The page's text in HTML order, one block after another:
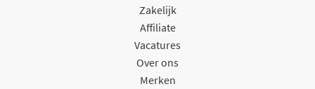
Zakelijk
Affiliate
Vacatures
Over ons
Merken